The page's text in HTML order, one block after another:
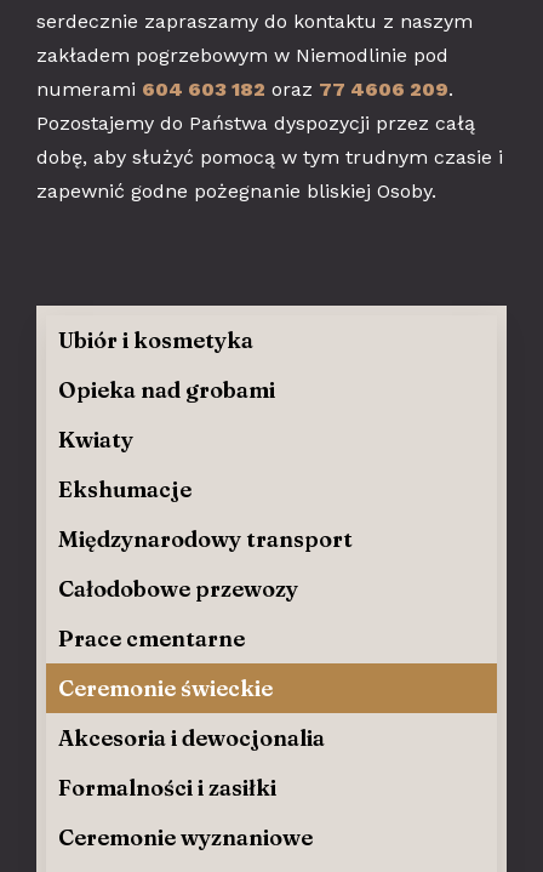
serdecznie zapraszamy do kontaktu z naszym
zakładem pogrzebowym w Niemodlinie pod
numerami 604 603 182 oraz 77 4606 209.
Pozostajemy do Państwa dyspozycji przez całą
dobę, aby służyć pomocą w tym trudnym czasie i
zapewnić godne pożegnanie bliskiej Osoby.
Ubiór i kosmetyka
Opieka nad grobami
Kwiaty
Ekshumacje
Międzynarodowy transport
Całodobowe przewozy
Prace cmentarne
Ceremonie świeckie
Akcesoria i dewocjonalia
Formalności i zasiłki
Ceremonie wyznaniowe